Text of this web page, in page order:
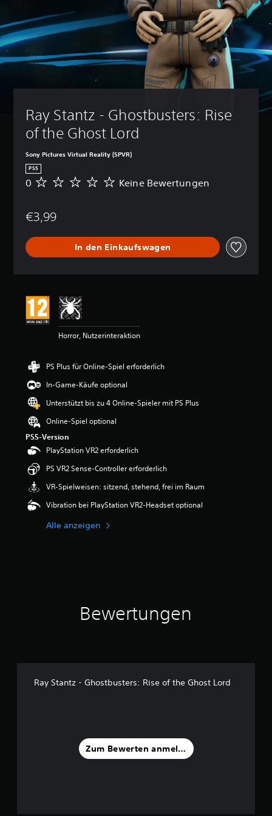
Ray Stantz - Ghostbusters: Rise
of the Ghost Lord
Sony Pictures Virtual Reality (SPVR)
PS5
K
n
B
e
w
u
n
g
0 Keine Bewertungen
€3,99
In den Einkaufswagen
Horror, Nutzerinteraktion
PS Plus für Online-Spiel erforderlich
In-Game-Käufe optional
Unterstützt bis zu 4 Online-Spieler mit PS Plus
Online-Spiel optional
PS5-Version
PlayStation VR2 erforderlich
PS VR2 Sense-Controller erforderlich
VR-Spielweisen: sitzend, stehend, frei im Raum
Vibration bei PlayStation VR2-Headset optional
Alle anzeigen
Bewertungen
Ray Stantz - Ghostbusters: Rise of the Ghost Lord
Zum Bewerten anmelden